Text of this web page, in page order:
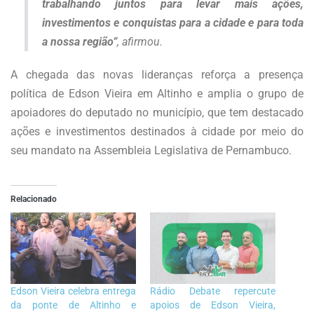
trabalhando juntos para levar mais ações,
investimentos e conquistas para a cidade e para toda
a nossa região”, afirmou.
A chegada das novas lideranças reforça a presença
política de Edson Vieira em Altinho e amplia o grupo de
apoiadores do deputado no município, que tem destacado
ações e investimentos destinados à cidade por meio do
seu mandato na Assembleia Legislativa de Pernambuco.
Relacionado
Edson Vieira celebra entrega
da ponte de Altinho e
Rádio Debate repercute
apoios de Edson Vieira,